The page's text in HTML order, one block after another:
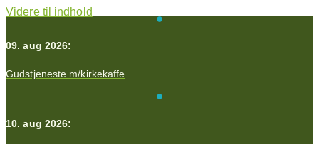
Videre til indhold
09. aug 2026:
Gudstjeneste m/kirkekaffe
10. aug 2026: